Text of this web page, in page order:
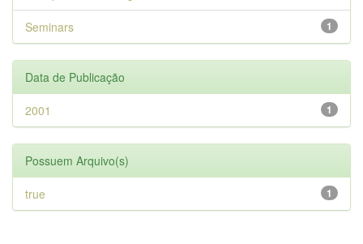
1
Seminars
Data de Publicação
1
2001
Possuem Arquivo(s)
1
true